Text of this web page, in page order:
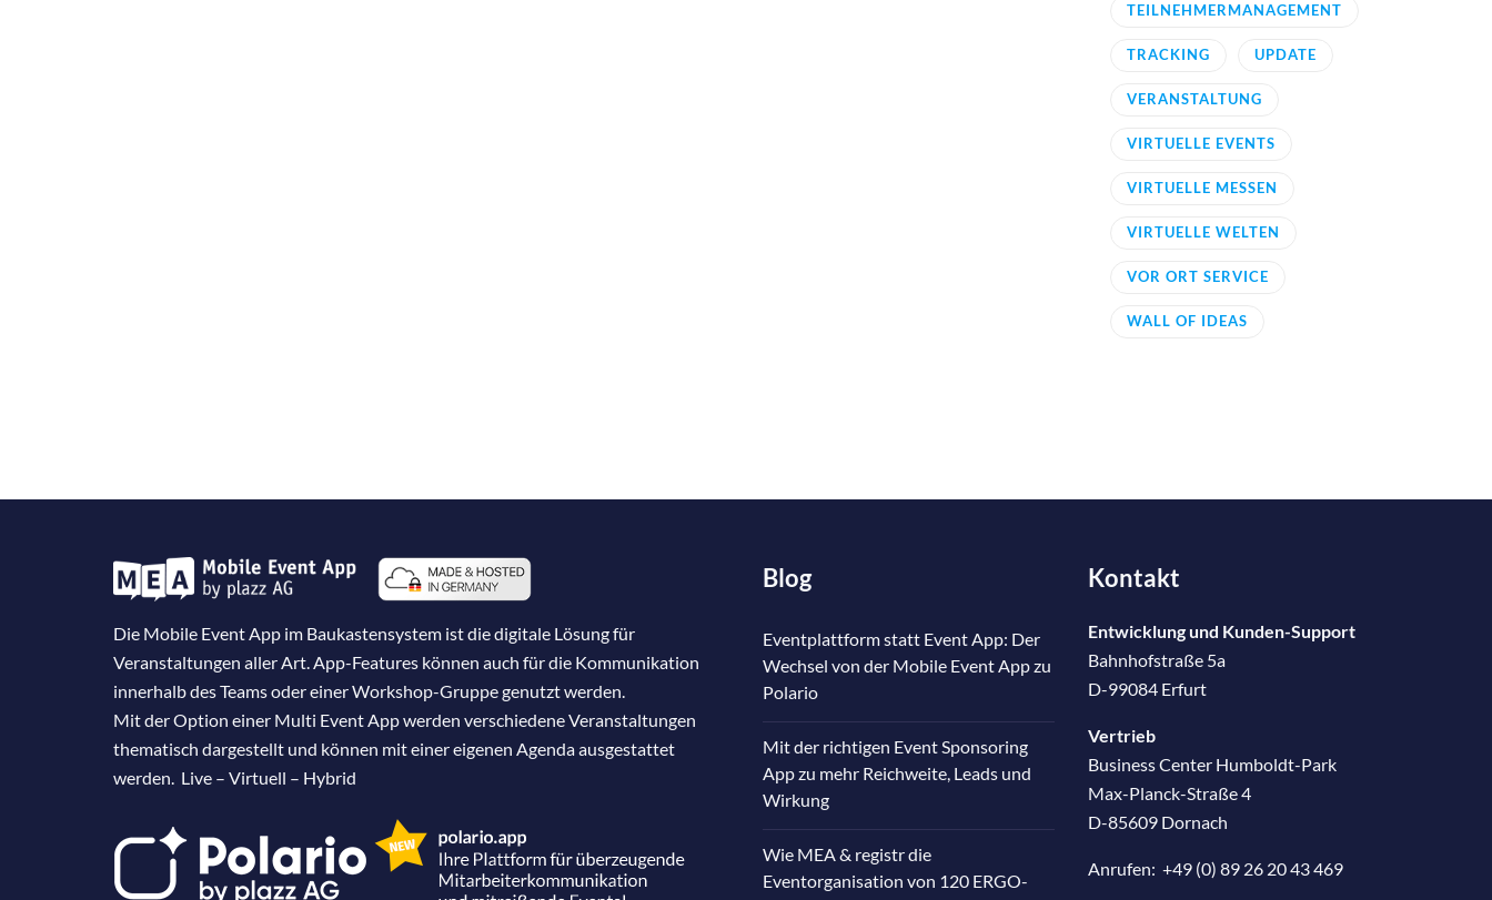
TEILNEHMERMANAGEMENT
TRACKING UPDATE
VERANSTALTUNG
VIRTUELLE EVENTS
VIRTUELLE MESSEN
VIRTUELLE WELTEN
VOR ORT SERVICE
WALL OF IDEAS
Die Mobile Event App im Baukastensystem ist die digitale Lösung für
Veranstaltungen aller Art. App-Features können auch für die Kommunikation
innerhalb des Teams oder einer Workshop-Gruppe genutzt werden.
Mit der Option einer Multi Event App werden verschiedene Veranstaltungen
thematisch dargestellt und können mit einer eigenen Agenda ausgestattet
werden. Live – Virtuell – Hybrid
Blog
Eventplattform statt Event App: Der
Wechsel von der Mobile Event App zu
Polario
Mit der richtigen Event Sponsoring
App zu mehr Reichweite, Leads und
Wirkung
Wie MEA & registr die
Eventorganisation von 120 ERGO-
Kontakt
Entwicklung und Kunden-Support
Bahnhofstraße 5a
D-99084 Erfurt
Vertrieb
Business Center Humboldt-Park
Max-Planck-Straße 4
D-85609 Dornach
Anrufen: +49 (0) 89 26 20 43 469